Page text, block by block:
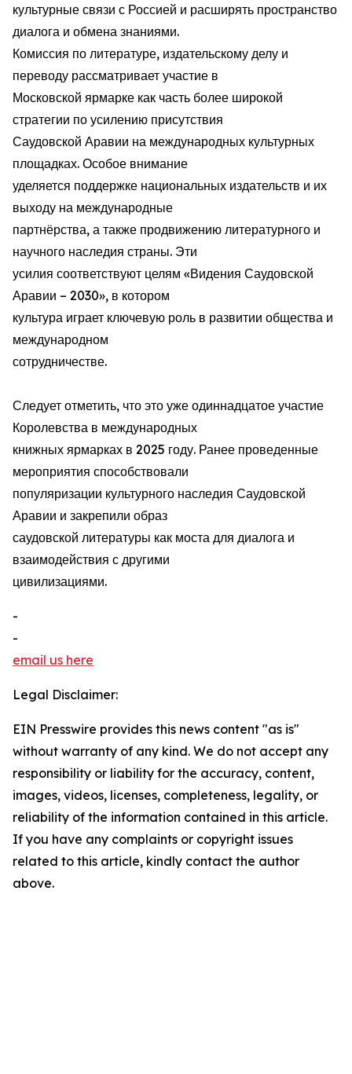
культурные связи с Россией и расширять пространство
диалога и обмена знаниями.
Комиссия по литературе, издательскому делу и
переводу рассматривает участие в
Московской ярмарке как часть более широкой
стратегии по усилению присутствия
Саудовской Аравии на международных культурных
площадках. Особое внимание
уделяется поддержке национальных издательств и их
выходу на международные
партнёрства, а также продвижению литературного и
научного наследия страны. Эти
усилия соответствуют целям «Видения Саудовской
Аравии – 2030», в котором
культура играет ключевую роль в развитии общества и
международном
сотрудничестве.
Следует отметить, что это уже одиннадцатое участие
Королевства в международных
книжных ярмарках в 2025 году. Ранее проведенные
мероприятия способствовали
популяризации культурного наследия Саудовской
Аравии и закрепили образ
саудовской литературы как моста для диалога и
взаимодействия с другими
цивилизациями.
-
-
email us here
Legal Disclaimer:
EIN Presswire provides this news content "as is"
without warranty of any kind. We do not accept any
responsibility or liability for the accuracy, content,
images, videos, licenses, completeness, legality, or
reliability of the information contained in this article.
If you have any complaints or copyright issues
related to this article, kindly contact the author
above.